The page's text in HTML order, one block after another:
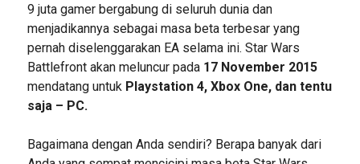
9 juta gamer bergabung di seluruh dunia dan
menjadikannya sebagai masa beta terbesar yang
pernah diselenggarakan EA selama ini. Star Wars
Battlefront akan meluncur pada17 November 2015
mendatang untukPlaystation 4, Xbox One, dan tentu
saja – PC.
Bagaimana dengan Anda sendiri? Berapa banyak dari